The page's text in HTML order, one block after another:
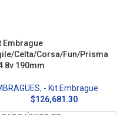
Embrague
Celta/Corsa/Fun/Prisma
8v 190mm
, - Kit Embrague
$126,681.30